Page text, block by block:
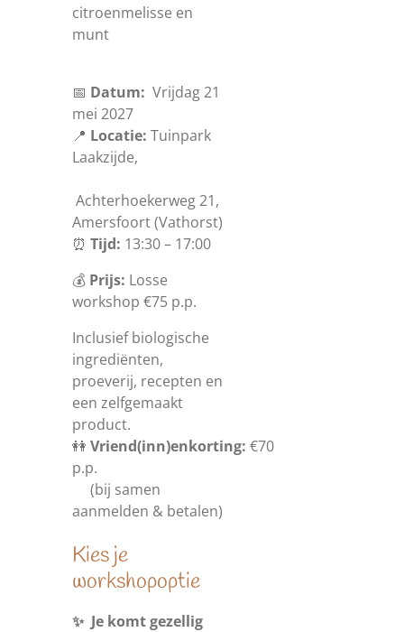
citroenmelisse en
munt
📅 Datum: Vrijdag 21
mei 2027
📍 Locatie: Tuinpark
Laakzijde,
Achterhoekerweg 21,
Amersfoort (Vathorst)
⏰ Tijd: 13:30 – 17:00
💰 Prijs: Losse
workshop €75 p.p.
Inclusief biologische
ingrediënten,
proeverij, recepten en
een zelfgemaakt
product.
👭 Vriend(inn)enkorting: €70
p.p.
(bij samen
aanmelden & betalen)
Kies je
workshopoptie
✨ Je komt gezellig